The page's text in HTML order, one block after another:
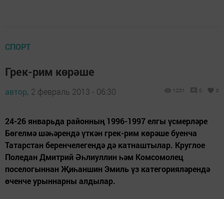
СПОРТ
Грек-рим көрәше
автор, 2 февраль 2013 - 06:30 1201 0 0
24-26 январьда районның 1996-1997 елгы үсмерләре
Бөгелмә шәһәрендә үткән грек-рим көрәше буенча
Татарстан беренчелегендә дә катнаштылар. Круглое
Поледан Дмитрий Әһлиуллин һәм Комсомолец
поселогыннан Җиһаншин Эмиль үз категорияләрендә
өченче урыннарны алдылар.